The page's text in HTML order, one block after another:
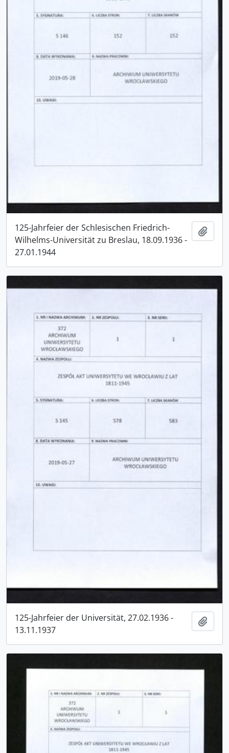
125-Jahrfeier der Schlesischen Friedrich-
Wilhelms-Universität zu Breslau, 18.09.1936 -
27.01.1944
125-Jahrfeier der Universität, 27.02.1936 -
13.11.1937